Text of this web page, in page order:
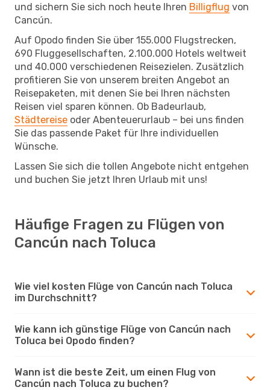
und sichern Sie sich noch heute Ihren Billigflug von
Cancún.
Auf Opodo finden Sie über 155.000 Flugstrecken,
690 Fluggesellschaften, 2.100.000 Hotels weltweit
und 40.000 verschiedenen Reisezielen. Zusätzlich
profitieren Sie von unserem breiten Angebot an
Reisepaketen, mit denen Sie bei Ihren nächsten
Reisen viel sparen können. Ob Badeurlaub,
Städtereise oder Abenteuerurlaub – bei uns finden
Sie das passende Paket für Ihre individuellen
Wünsche.
Lassen Sie sich die tollen Angebote nicht entgehen
und buchen Sie jetzt Ihren Urlaub mit uns!
Häufige Fragen zu Flügen von
Cancún nach Toluca
Wie viel kosten Flüge von Cancún nach Toluca
im Durchschnitt?
Wie kann ich günstige Flüge von Cancún nach
Toluca bei Opodo finden?
Wann ist die beste Zeit, um einen Flug von
Cancún nach Toluca zu buchen?